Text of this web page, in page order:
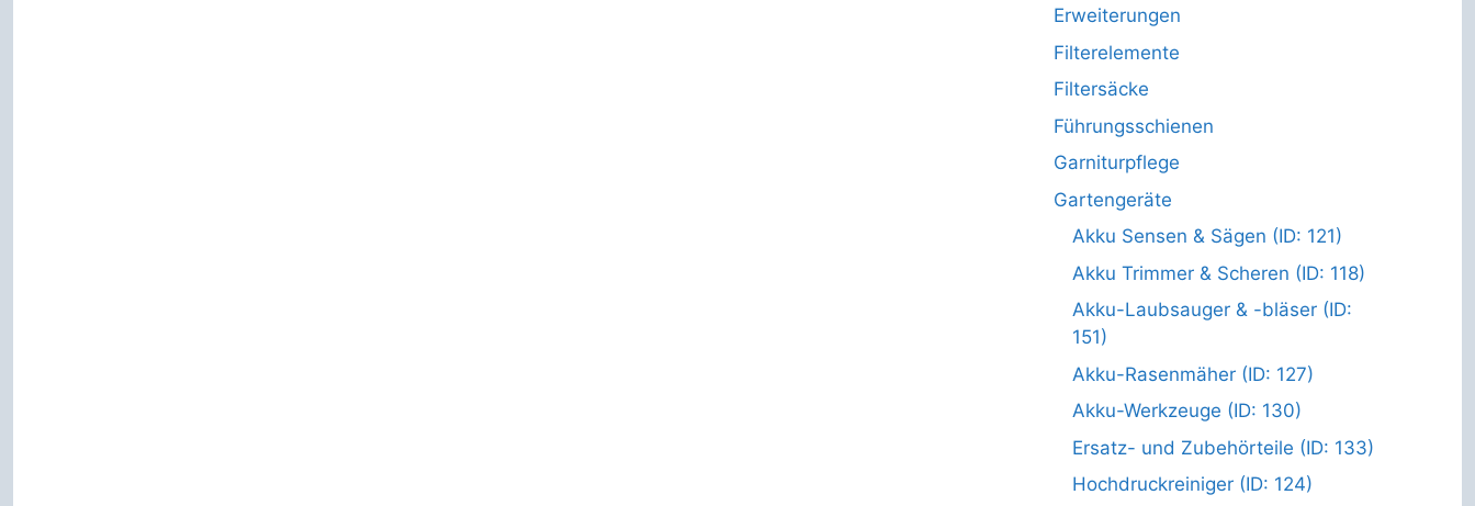
Erweiterungen
Filterelemente
Filtersäcke
Führungsschienen
Garniturpflege
Gartengeräte
Akku Sensen & Sägen (ID: 121)
Akku Trimmer & Scheren (ID: 118)
Akku-Laubsauger & -bläser (ID:
151)
Akku-Rasenmäher (ID: 127)
Akku-Werkzeuge (ID: 130)
Ersatz- und Zubehörteile (ID: 133)
Hochdruckreiniger (ID: 124)